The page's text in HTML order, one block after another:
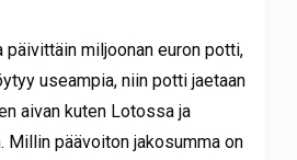
päivittäin miljoonan euron potti,
useampia, niin potti jaetaan
aivan kuten Lotossa ja
Millin päävoiton jakosumma on